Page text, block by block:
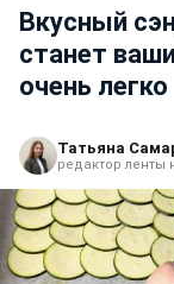
Вкусный
станет
очень легко
Татьяна
редактор ленты